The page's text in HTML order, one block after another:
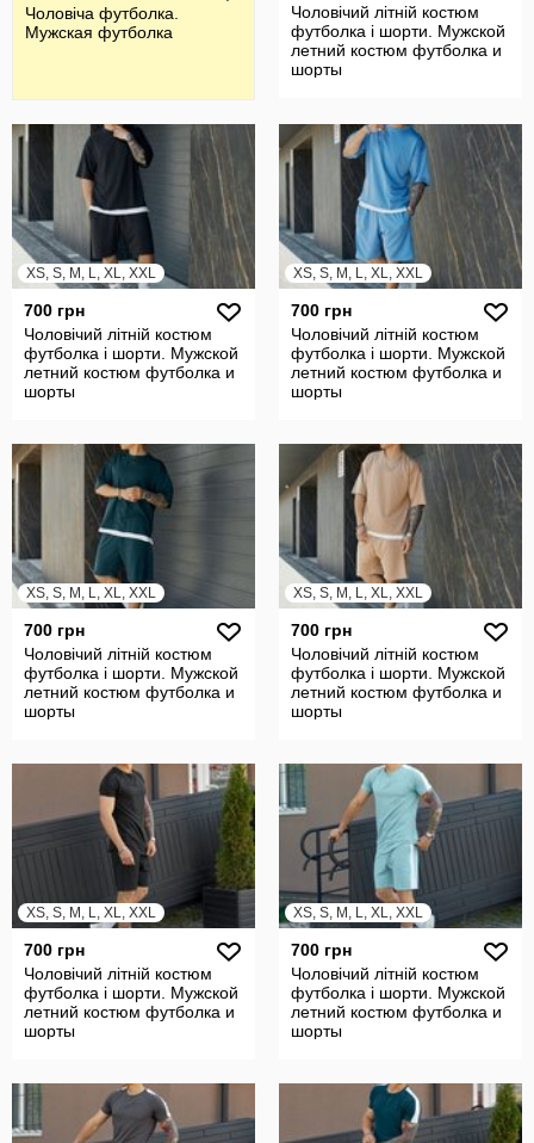
Чоловіча футболка.
Мужская футболка
Чоловічий літній костюм
футболка і шорти. Мужской
летний костюм футболка и
шорты
XS, S, M, L, XL, XXL
700 грн
Чоловічий літній костюм
футболка і шорти. Мужской
летний костюм футболка и
шорты
XS, S, M, L, XL, XXL
700 грн
Чоловічий літній костюм
футболка і шорти. Мужской
летний костюм футболка и
шорты
XS, S, M, L, XL, XXL
700 грн
Чоловічий літній костюм
футболка і шорти. Мужской
летний костюм футболка и
шорты
XS, S, M, L, XL, XXL
700 грн
Чоловічий літній костюм
футболка і шорти. Мужской
летний костюм футболка и
шорты
XS, S, M, L, XL, XXL
700 грн
Чоловічий літній костюм
футболка і шорти. Мужской
летний костюм футболка и
шорты
XS, S, M, L, XL, XXL
700 грн
Чоловічий літній костюм
футболка і шорти. Мужской
летний костюм футболка и
шорты